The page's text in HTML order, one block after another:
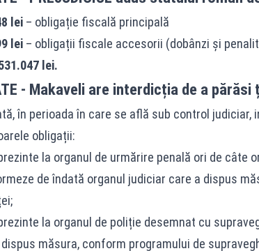
lei – obligație fiscală principală
lei– obligații fiscale accesorii (dobânzi și
lei.
- Makaveli are interdicția de a părăsi
în perioada în care se află sub control
obligații:
la organul de urmărire penală ori de câte
de îndată organul judiciar care a dispus
la organul de poliție desemnat cu
măsura, conform programului de